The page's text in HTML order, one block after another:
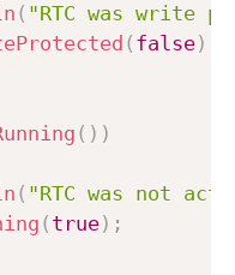
( "RTC was write
( false)
( ) )
( "RTC was not
( true) ;